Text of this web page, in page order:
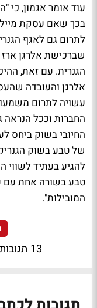
עוד אומר אגמון,
בכך שאם עסקת
לתרום גם לאגף
שברכישת אלרגן
הגנרית. עם זאת,
אלרגן והעובדה
עשויה לתרום
החברות וככל
החיובי בשוק ביחס
של טבע בשוק
טבע בשורה אחת עם
המובילות".
13 תגובות